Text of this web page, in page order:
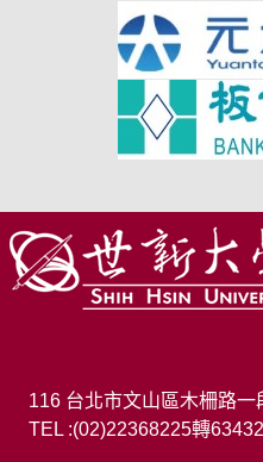
116 台北市文山區木柵路一
TEL :(02)22368225轉63432